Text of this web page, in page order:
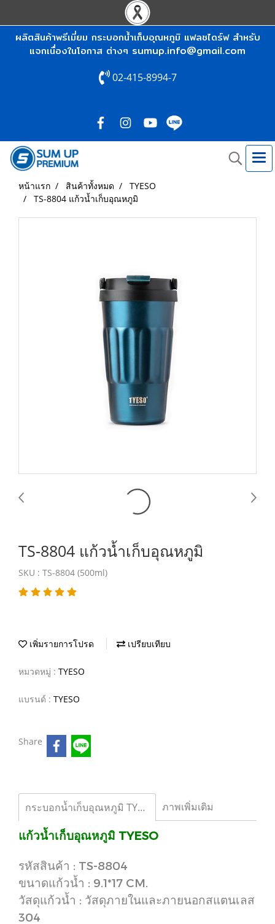
ผลิตสินค้าพรีเมี่ยม กระบอกน้ำเก็บอุณหภูมิ แฟลชไดร์ฟ สำหรับ
แจกเนื่องในโอกาส ต่างๆ sumup.info@gmail.com
02-415-8994-7
หน้าแรก สินค้าทั้งหมด
TYESO
TS-8804 แก้วน้ำเก็บอุณหภูมิ
TS-8804 แก้วน้ำเก็บอุณหภูมิ
SKU : TS-8804 (500ml)
เพิ่มรายการโปรด เปรียบเทียบ
หมวดหมู่ : TYESO
แบรนด์ : TYESO
Share
กระบอกน้ำเก็บอุณหภูมิ TYESO ภาพเพิ่มเติม
แก้วน้ำเก็บอุณหภูมิ TYESO
รหัสสินค้า : TS-8804
ขนาดแก้วน้ำ : 9.1*17 CM.
วัสดุแก้วน้ำ : วัสดุภายในและภายนอกสแตนเลส
304